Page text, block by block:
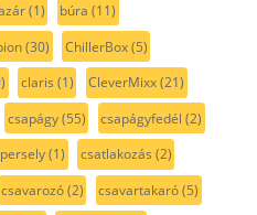
(1) búra (11)
(30) ChillerBox(5)
claris (1) CleverMixx(21)
csapágy(55) csapágyfedél (2)
(1) csatlakozás (2)
csavarozó(2) csavartakaró(5)